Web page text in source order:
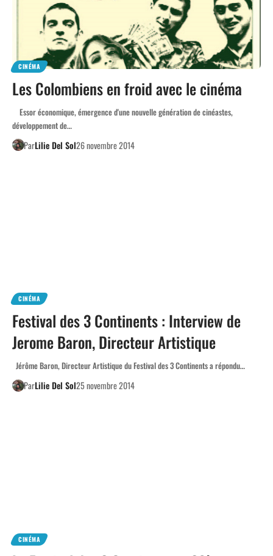
CINÉMA
Les Colombiens en froid avec le cinéma
Essor économique, émergence d'une nouvelle génération de cinéastes,
développement de…
ParLilie Del Sol26 novembre 2014
CINÉMA
Festival des 3 Continents : Interview de
Jerome Baron, Directeur Artistique
Jérôme Baron, Directeur Artistique du Festival des 3 Continents a répondu…
ParLilie Del Sol25 novembre 2014
CINÉMA